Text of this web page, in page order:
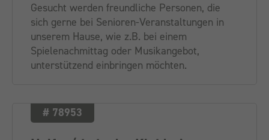
Gesucht werden freundliche Personen, die
sich gerne bei Senioren-Veranstaltungen in
unserem Hause, wie z.B. bei einem
Spielenachmittag oder Musikangebot,
unterstützend einbringen möchten.
# 78953